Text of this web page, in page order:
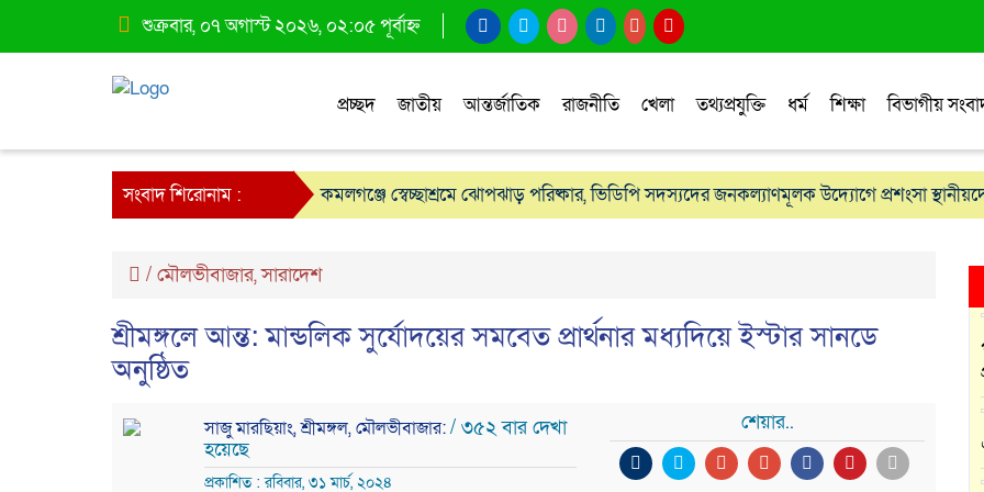
শুক্রবার, ০৭ অগাস্ট ২০২৬, ০২:০৫ পূর্বাহ্ন
প্রচ্ছদ জাতীয় আন্তর্জাতিক রাজনীতি খেলা তথ্যপ্রযুক্তি ধর্ম শিক্ষা বিভাগীয়
সংবাদ শিরোনাম : কমলগঞ্জে স্বেচ্ছাশ্রমে ঝোপঝাড় পরিষ্কার, ভিডিপি সদস্যদের জনকল্যাণমূলক উদ্যোগে প্রশংসা
/ মৌলভীবাজার,সারাদেশ
শ্রীমঙ্গলে আন্ত: মান্ডলিক সুর্যোদয়ের সমবেত প্রার্থনার মধ্যদিয়ে ইস্টার সানডে
অনুষ্ঠিত
সাজু মারছিয়াং, শ্রীমঙ্গল, মৌলভীবাজার:/ ৩৫২ বার দেখা
হয়েছে
প্রকাশিত : রবিবার, ৩১ মার্চ, ২০২৪
শেয়ার..